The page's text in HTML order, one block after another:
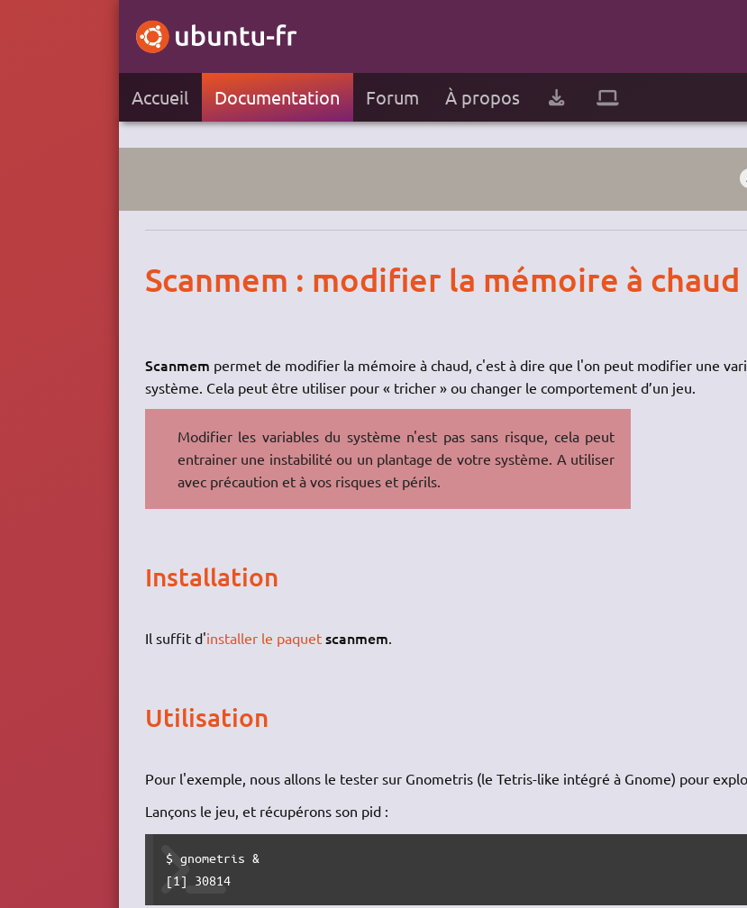
Accueil Documentation Forum À propos
Scanmem : modifier la mémoire à chaud
Scanmem permet de modifier la mémoire à chaud, c'est à dire que l'on peut modifier une
système. Cela peut être utiliser pour « tricher » ou changer le comportement d’un jeu.
Modifier les variables du système n'est pas sans risque, cela peut
entrainer une instabilité ou un plantage de votre système. A utiliser
avec précaution et à vos risques et périls.
Installation
Il suffit d'installer le paquet scanmem.
Utilisation
Pour l'exemple, nous allons le tester sur Gnometris (le Tetris-like intégré à Gnome) pour
Lançons le jeu, et récupérons son pid :
$ gnometris &
[1] 30814